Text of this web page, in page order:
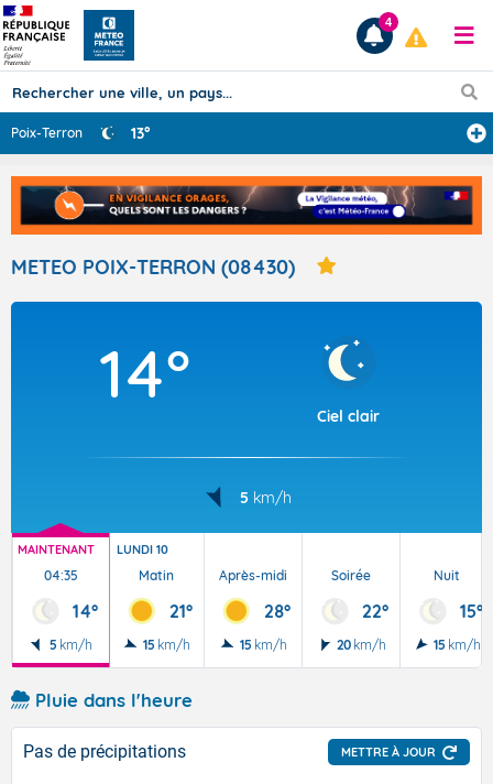
Prévisions
TOUS LES RÉSULTATS
Articles
4
Poix-Terron 13°
METEO POIX-TERRON (08430)
14°
Ciel clair
5 km/h
MAINTENANT
04:35
14°
5 km/h
LUNDI 10
Matin
21°
15 km/h
Après-midi
28°
15 km/h
Soirée
22°
20 km/h
Nuit
15°
15 km/h
Pluie dans l'heure
Pas de précipitations METTRE À JOUR